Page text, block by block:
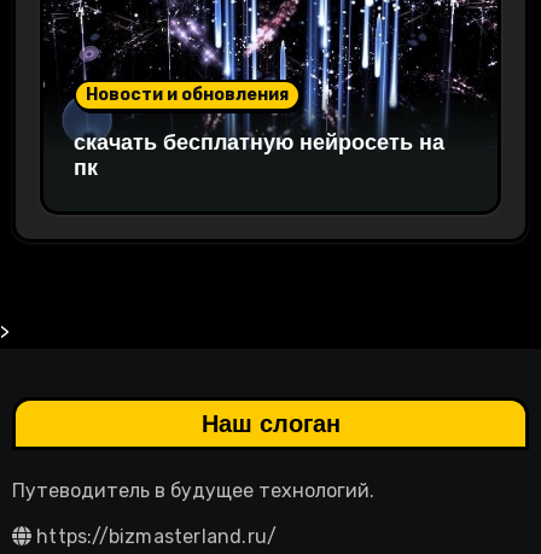
Новости и обновления
скачать бесплатную нейросеть на
пк
>
Наш слоган
Путеводитель в будущее технологий.
https://bizmasterland.ru/